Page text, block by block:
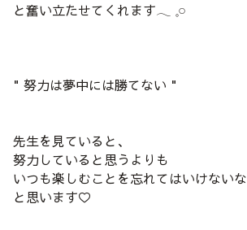
と奮い立たせてくれます𓂃 𓈒𓏸
" 努力は夢中には勝てない "
先生を見ていると、
努力していると思うよりも
いつも楽しむことを忘れてはいけないな
と思います♡